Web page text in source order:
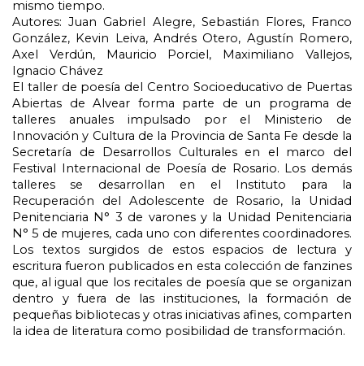
mismo tiempo.
Autores: Juan Gabriel Alegre, Sebastián Flores, Franco
González, Kevin Leiva, Andrés Otero, Agustín Romero,
Axel Verdún, Mauricio Porciel, Maximiliano Vallejos,
Ignacio Chávez
El taller de poesía del Centro Socioeducativo de Puertas
Abiertas de Alvear forma parte de un programa de
talleres anuales impulsado por el Ministerio de
Innovación y Cultura de la Provincia de Santa Fe desde la
Secretaría de Desarrollos Culturales en el marco del
Festival Internacional de Poesía de Rosario. Los demás
talleres se desarrollan en el Instituto para la
Recuperación del Adolescente de Rosario, la Unidad
Penitenciaria N° 3 de varones y la Unidad Penitenciaria
N° 5 de mujeres, cada uno con diferentes coordinadores.
Los textos surgidos de estos espacios de lectura y
escritura fueron publicados en esta colección de fanzines
que, al igual que los recitales de poesía que se organizan
dentro y fuera de las instituciones, la formación de
pequeñas bibliotecas y otras iniciativas afines, comparten
la idea de literatura como posibilidad de transformación.